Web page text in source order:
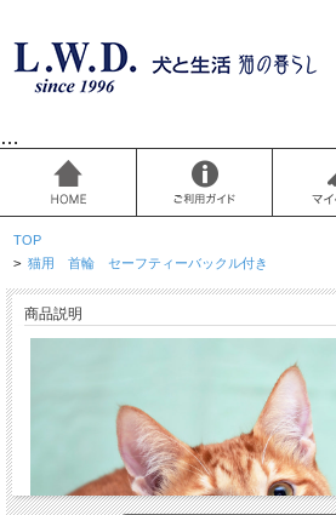
…
TOP
> 猫用 首輪 セーフティーバックル付き
商品説明